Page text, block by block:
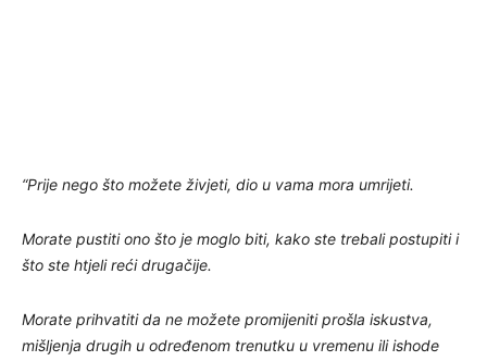
“Prije nego što možete živjeti, dio u vama mora umrijeti.
Morate pustiti ono što je moglo biti, kako ste trebali postupiti i
što ste htjeli reći drugačije.
Morate prihvatiti da ne možete promijeniti prošla iskustva,
mišljenja drugih u određenom trenutku u vremenu ili ishode